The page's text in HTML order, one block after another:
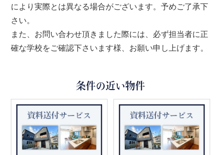
により実際とは異なる場合がございます。予めご了承下
さい。
また、お問い合わせ頂きました際には、必ず担当者に正
確な学校をご確認下さいます様、お願い申し上げます。
条件の近い物件